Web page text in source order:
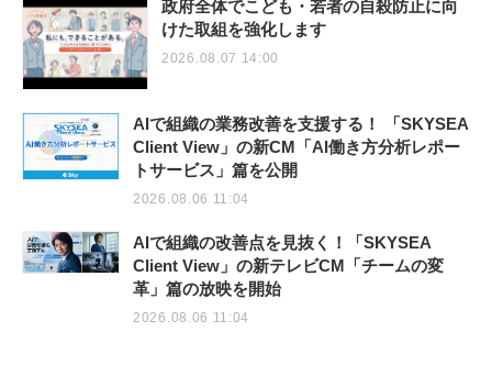
政府全体でこども・若者の自殺防止に向
けた取組を強化します
2026.08.07 14:00
AIで組織の業務改善を支援する！ 「SKYSEA
Client View」の新CM「AI働き方分析レポー
トサービス」篇を公開
2026.08.06 11:04
AIで組織の改善点を見抜く！「SKYSEA
Client View」の新テレビCM「チームの変
革」篇の放映を開始
2026.08.06 11:04